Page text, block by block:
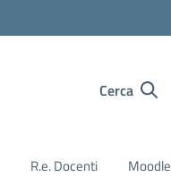
Cerca
R.e. Docenti Moodle